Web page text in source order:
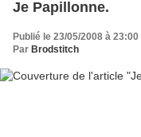
Je Papillonne.
Publié le 23/05/2008 à 23:00
Par Brodstitch